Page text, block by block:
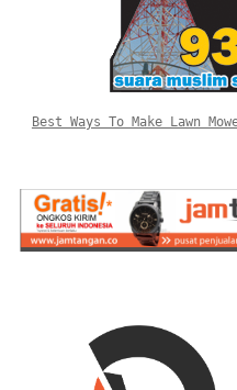
Best Ways To Make Lawn